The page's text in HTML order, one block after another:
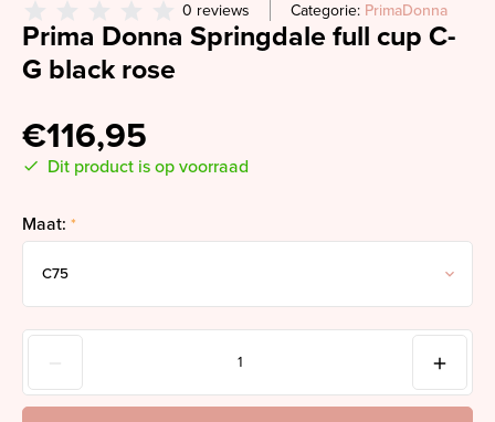
0 reviews Categorie: PrimaDonna
Prima Donna Springdale full cup C-
G black rose
€116,95
Dit product is op voorraad
Maat: *